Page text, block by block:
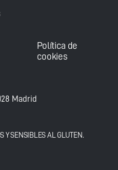
Política de
cookies
Madrid
Y SENSIBLES AL GLUTEN.